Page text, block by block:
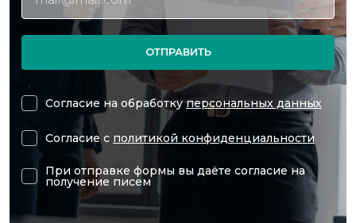
ОТПРАВИТЬ
Согласие на обработкуперсональных данных
Согласие с политикой конфиденциальности
При отправке формы вы даёте согласие на
получение писем